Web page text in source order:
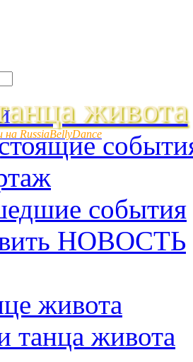
живота
на RussiaBellyDance
события
НОВОСТЬ
живота
танца живота